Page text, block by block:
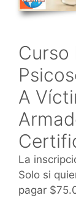
Curso
A
La
Solo si
pagar